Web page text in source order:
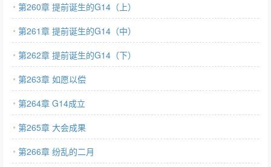
第260章 提前诞生的G14（上）
第261章 提前诞生的G14（中）
第262章 提前诞生的G14（下）
第263章 如愿以偿
第264章 G14成立
第265章 大会成果
第266章 纷乱的二月